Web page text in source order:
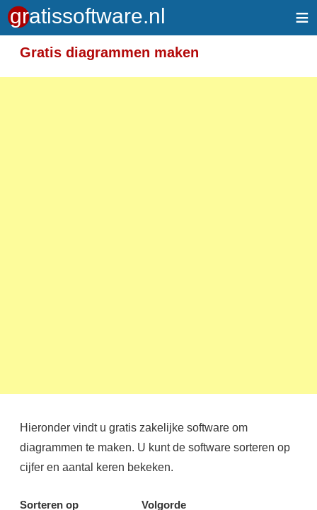
≡
Gratis diagrammen maken
Hieronder vindt u gratis zakelijke software om
diagrammen te maken. U kunt de software sorteren op
cijfer en aantal keren bekeken.
Sorteren op Volgorde